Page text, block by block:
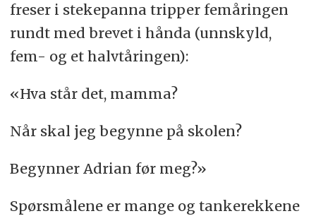
freser i stekepanna tripper femåringen
rundt med brevet i hånda (unnskyld,
fem- og et halvtåringen):
«Hva står det, mamma?
Når skal jeg begynne på skolen?
Begynner Adrian før meg?»
Spørsmålene er mange og tankerekkene